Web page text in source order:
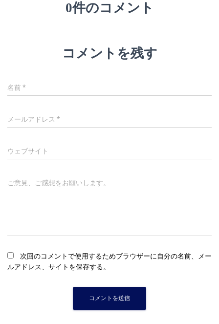
0件のコメント
コメントを残す
名前*
メールアドレス *
ウェブサイト
ご意見、ご感想をお願いします。
次回のコメントで使用するためブラウザーに自分の名前、メー
ルアドレス、サイトを保存する。